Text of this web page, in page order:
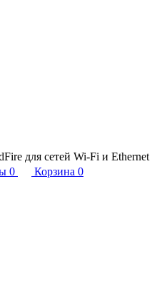
для сетей Wi-Fi и
0 Корзина 0